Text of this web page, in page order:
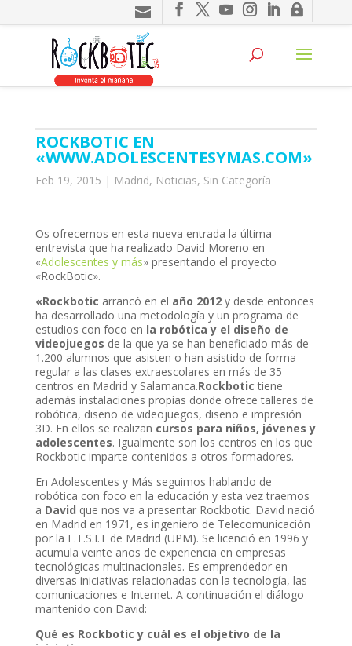
ROCKBOTIC EN
«WWW.ADOLESCENTESYMAS.COM»
Feb 19, 2015 | Madrid, Noticias, Sin Categoría
Os ofrecemos en esta nueva entrada la última
entrevista que ha realizado David Moreno en
«Adolescentes y más» presentando el proyecto
«RockBotic».
«Rockbotic arrancó en el año 2012y desde entonces
ha desarrollado una metodología y un programa de
estudios con foco en la robótica y el diseño de
videojuegos de la que ya se han beneficiado más de
1.200 alumnos que asisten o han asistido de forma
regular a las clases extraescolares en más de 35
centros en Madrid y Salamanca.Rockbotic tiene
además instalaciones propias donde ofrece talleres de
robótica, diseño de videojuegos, diseño e impresión
3D. En ellos se realizan cursos para niños, jóvenes y
adolescentes. Igualmente son los centros en los que
Rockbotic imparte contenidos a otros formadores.
En Adolescentes y Más seguimos hablando de
robótica con foco en la educación y esta vez traemos
a David que nos va a presentar Rockbotic. David nació
en Madrid en 1971, es ingeniero de Telecomunicación
por la E.T.S.I.T de Madrid (UPM). Se licenció en 1996 y
acumula veinte años de experiencia en empresas
tecnológicas multinacionales. Es emprendedor en
diversas iniciativas relacionadas con la tecnología, las
comunicaciones e Internet. A continuación el diálogo
mantenido con David:
Qué es Rockbotic y cuál es el objetivo de la